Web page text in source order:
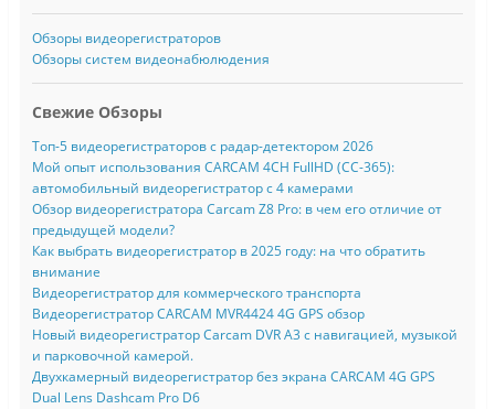
Обзоры видеорегистраторов
Обзоры систем видеонабюлюдения
Свежие Обзоры
Топ-5 видеорегистраторов с радар-детектором 2026
Мой опыт использования CARCAM 4CH FullHD (CC-365):
автомобильный видеорегистратор с 4 камерами
Обзор видеорегистратора Carcam Z8 Pro: в чем его отличие от
предыдущей модели?
Как выбрать видеорегистратор в 2025 году: на что обратить
внимание
Видеорегистратор для коммерческого транспорта
Видеорегистратор CARCAM MVR4424 4G GPS обзор
Новый видеорегистратор Carcam DVR A3 с навигацией, музыкой
и парковочной камерой.
Двухкамерный видеорегистратор без экрана CARCAM 4G GPS
Dual Lens Dashcam Pro D6